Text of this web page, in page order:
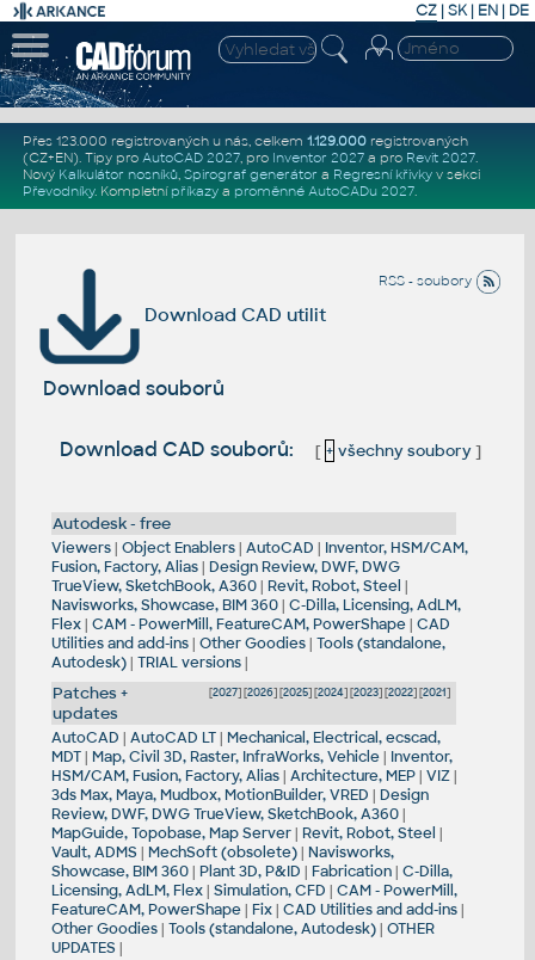
CZ | SK| EN | DE
Přes 123.000 registrovaných u nás, celkem 1.129.000registrovaných
(CZ+EN). Tipy pro AutoCAD 2027, pro Inventor 2027a pro Revit 2027.
Nový Kalkulátor nosníků, Spirograf generátor a Regresní křivkyv sekci
Převodníky. Kompletní příkazya proměnné AutoCADu 2027.
RSS - soubory
Download CAD utilit
Download souborů
Download CAD souborů: [ + všechny soubory]
Autodesk - free
Viewers| Object Enablers| AutoCAD | Inventor, HSM/CAM,
Fusion, Factory, Alias| Design Review, DWF, DWG
TrueView, SketchBook, A360| Revit, Robot, Steel |
Navisworks, Showcase, BIM 360| C-Dilla, Licensing, AdLM,
Flex| CAM - PowerMill, FeatureCAM, PowerShape| CAD
Utilities and add-ins| Other Goodies| Tools (standalone,
Autodesk)| TRIAL versions|
[2027] [2026] [2025] [2024] [2023] [2022] [2021]
Patches +
updates
AutoCAD | AutoCAD LT| Mechanical, Electrical, ecscad,
MDT| Map, Civil 3D, Raster, InfraWorks, Vehicle| Inventor,
HSM/CAM, Fusion, Factory, Alias| Architecture, MEP| VIZ|
3ds Max, Maya, Mudbox, MotionBuilder, VRED | Design
Review, DWF, DWG TrueView, SketchBook, A360|
MapGuide, Topobase, Map Server| Revit, Robot, Steel |
Vault, ADMS | MechSoft (obsolete)| Navisworks,
Showcase, BIM 360| Plant 3D, P&ID | Fabrication| C-Dilla,
Licensing, AdLM, Flex| Simulation, CFD | CAM - PowerMill,
FeatureCAM, PowerShape| Fix| CAD Utilities and add-ins|
Other Goodies| Tools (standalone, Autodesk)| OTHER
UPDATES |